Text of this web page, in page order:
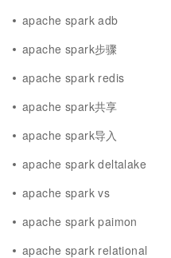
apache spark adb
apache spark步骤
apache spark redis
apache spark共享
apache spark导入
apache spark deltalake
apache spark vs
apache spark paimon
apache spark relational